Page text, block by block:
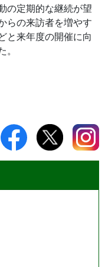
の定期的な継続が望
らの来訪者を増やす
と来年度の開催に向
。